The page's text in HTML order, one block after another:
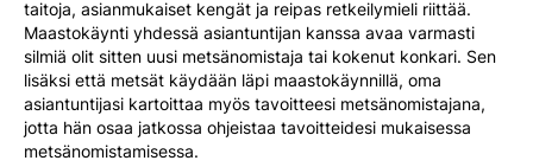
taitoja, asianmukaiset kengät ja reipas retkeilymieli riittää.
Maastokäynti yhdessä asiantuntijan kanssa avaa varmasti
silmiä olit sitten uusi metsänomistaja tai kokenut konkari. Sen
lisäksi että metsät käydään läpi maastokäynnillä, oma
asiantuntijasi kartoittaa myös tavoitteesi metsänomistajana,
jotta hän osaa jatkossa ohjeistaa tavoitteidesi mukaisessa
metsänomistamisessa.